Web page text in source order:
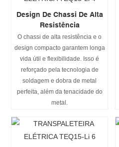
Design De Chassi De Alta
Resistência
O chassi de alta resistência e o
design compacto garantem longa
vida útil e flexibilidade. Isso é
reforçado pela tecnologia de
soldagem e dobra de metal
perfeita, além da tenacidade do
metal.